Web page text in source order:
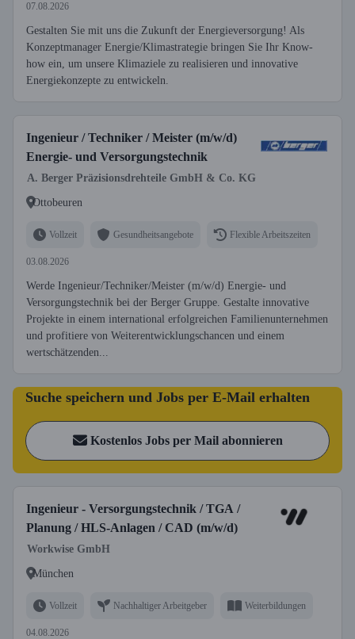
07.08.2026
Gestalten Sie mit uns die Zukunft der Energieversorgung! Als
Konzeptmanager Energie/Klimastrategie bringen Sie Ihr Know-
how ein, um unsere Klimaziele zu realisieren und innovative
Energiekonzepte zu entwickeln.
Ingenieur / Techniker / Meister (m/w/d)
Energie- und Versorgungstechnik
A. Berger Präzisionsdrehteile GmbH & Co. KG
Ottobeuren
Vollzeit Gesundheitsangebote Flexible Arbeitszeiten
03.08.2026
Werde Ingenieur/Techniker/Meister (m/w/d) Energie- und
Versorgungstechnik bei der Berger Gruppe. Gestalte innovative
Projekte in einem international erfolgreichen Familienunternehmen
und profitiere von Weiterentwicklungschancen und einem
wertschätzenden...
Suche speichern und Jobs per E-Mail erhalten
Kostenlos Jobs per Mail abonnieren
Ingenieur - Versorgungstechnik / TGA /
Planung / HLS-Anlagen / CAD (m/w/d)
Workwise GmbH
München
Vollzeit Nachhaltiger Arbeitgeber Weiterbildungen
04.08.2026